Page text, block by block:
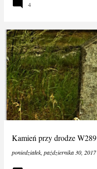
4
Kamień przy drodze W289
poniedziałek, października 30, 2017